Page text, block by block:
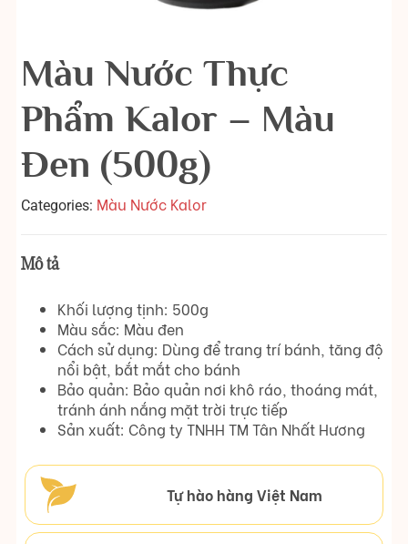
Màu Nước Thực
Phẩm Kalor – Màu
Đen (500g)
Categories: Màu Nước Kalor
Mô tả
Khối lượng tịnh: 500g
Màu sắc: Màu đen
Cách sử dụng: Dùng để trang trí bánh, tăng độ
nổi bật, bắt mắt cho bánh
Bảo quản: Bảo quản nơi khô ráo, thoáng mát,
tránh ánh nắng mặt trời trực tiếp
Sản xuất: Công ty TNHH TM Tân Nhất Hương
Tự hào hàng Việt Nam